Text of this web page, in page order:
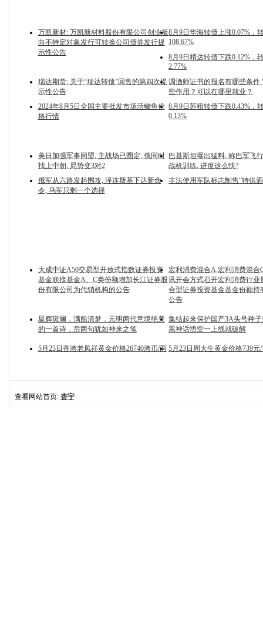
万凯新材: 万凯新材料股份有限公司创业板
向不特定对象发行可转换公司债券发行提
示性公告
8月9日华海转债上涨0.07%，
108.67%
8月9日精达转债下跌0.12%，
2.77%
瑞达期货: 关于“瑞达转债”回售的第四次提
示性公告
调酒师证书的报名有哪些条件
些作用？可以在哪里就业？
2024年8月5日全国主要批发市场活鲫鱼价
格行情
8月9日苏租转债下跌0.43%，
0.13%
美日加强军事同盟, 主战场已圈定, 俄同时
找上中朝, 局势变3对2
巴基斯坦曝出猛料, 称巴军飞
战机训练, 进度这么快?
俄军从六路发起围攻, 泽连斯基下达新命
令, 乌军只剩一个选择
非法使用军队标志制售“特供
大成中证A50交易型开放式指数证券投资
基金联接基金A、C类份额增加长江证券股
份有限公司为代销机构的公告
宏利消费混合A,宏利消费混合
讯开会方式召开宏利消费行业
合型证券投资基金基金份额持
公告
星辉斑斓，满船清梦，元明两代意境绝美
的一首诗，后两句犹如神来之笔
集结起来保护国产3A头号种
黑神话悟空一上线就破解
5月23日香港老凤祥黄金价格26740港币/两 5月23日周大生黄金价格739元
查看网站首页: 杏宇